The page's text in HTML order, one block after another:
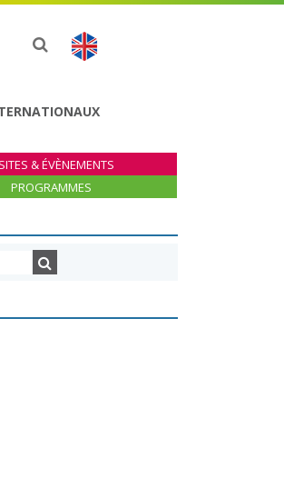
& ÉVÈNEMENTS
PROGRAMMES